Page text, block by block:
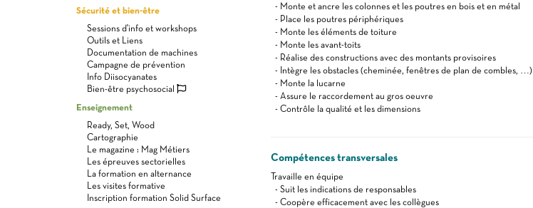
Sécurité et bien-être
Sessions d'info et workshops
Outils et Liens
Documentation de machines
Campagne de prévention
Info Diisocyanates
Bien-être psychosocial
Enseignement
Ready, Set, Wood
Cartographie
Le magazine : Mag Métiers
Les épreuves sectorielles
La formation en alternance
Les visites formative
Inscription formation Solid Surface
- Monte et ancre les colonnes et les poutres en bois et en métal
- Place les poutres périphériques
- Monte les éléments de toiture
- Monte les avant-toits
- Réalise des constructions avec des montants provisoires
- Intègre les obstacles (cheminée, fenêtres de plan de combles, …)
- Monte la lucarne
- Assure le raccordement au gros oeuvre
- Contrôle la qualité et les dimensions
Compétences transversales
Travaille en équipe
- Suit les indications de responsables
- Coopère efficacement avec les collègues